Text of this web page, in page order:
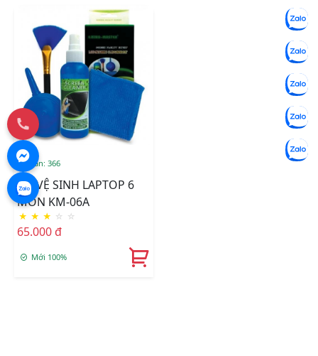
Đã bán: 366
BỘ VỆ SINH LAPTOP 6
MÓN KM-06A
★ ★ ★ ☆ ☆
65.000 đ
Mới 100%